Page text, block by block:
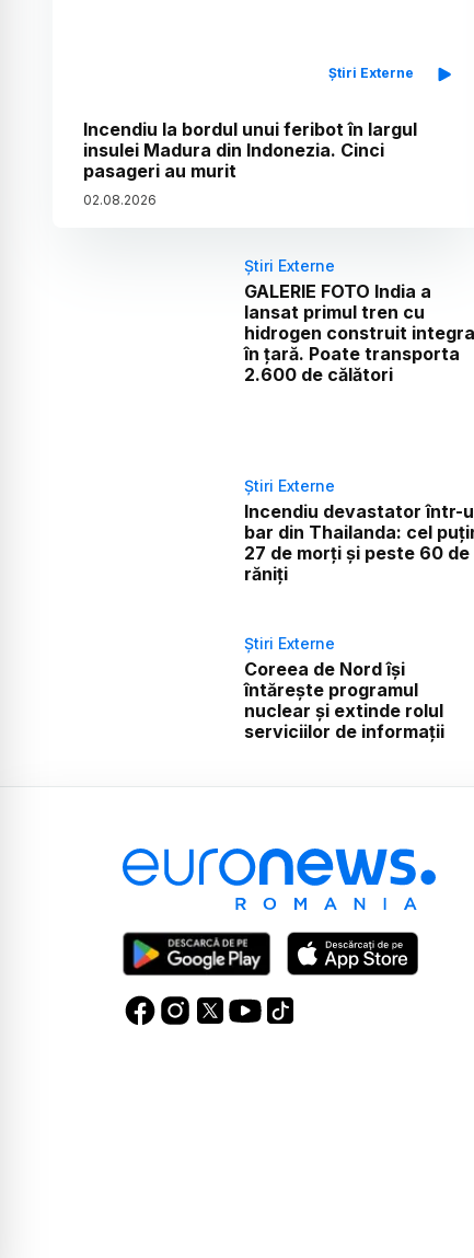
Știri Externe
Incendiu la bordul unui feribot în largul
insulei Madura din Indonezia. Cinci
pasageri au murit
02.08.2026
Știri Externe
GALERIE FOTO India a
lansat primul tren cu
hidrogen construit
în țară. Poate transporta
2.600 de călători
Știri Externe
Incendiu devastator într-
bar din Thailanda: cel
27 de morți și peste 60 de
răniți
Știri Externe
Coreea de Nord își
întărește programul
nuclear și extinde rolul
serviciilor de informații